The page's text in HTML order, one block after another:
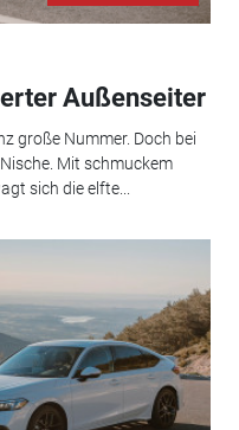
Außenseiter
große Nummer. Doch bei
Mit schmuckem
sich die elfte...